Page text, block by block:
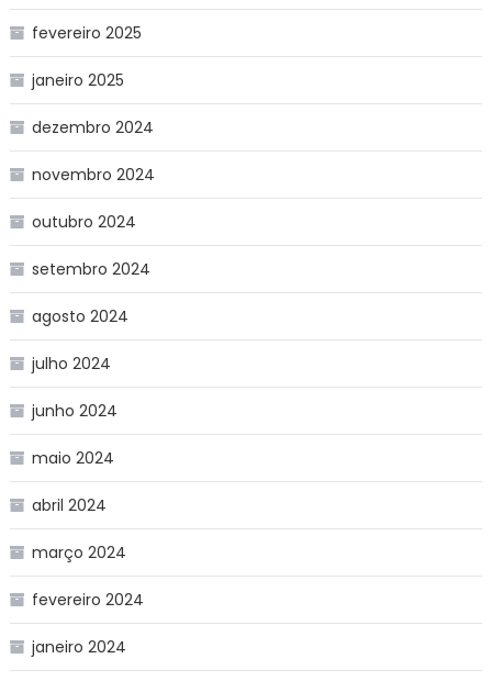
fevereiro 2025
janeiro 2025
dezembro 2024
novembro 2024
outubro 2024
setembro 2024
agosto 2024
julho 2024
junho 2024
maio 2024
abril 2024
março 2024
fevereiro 2024
janeiro 2024